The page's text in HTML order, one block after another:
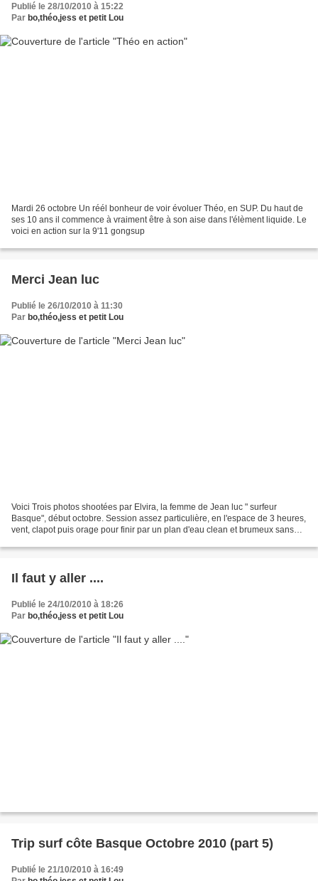
Publié le 28/10/2010 à 15:22
Par bo,théo,jess et petit Lou
Mardi 26 octobre Un réél bonheur de voir évoluer Théo, en SUP. Du haut de
ses 10 ans il commence à vraiment être à son aise dans l'élèment liquide. Le
voici en action sur la 9'11 gongsup
Merci Jean luc
Publié le 26/10/2010 à 11:30
Par bo,théo,jess et petit Lou
Voici Trois photos shootées par Elvira, la femme de Jean luc " surfeur
Basque", début octobre. Session assez particulière, en l'espace de 3 heures,
vent, clapot puis orage pour finir par un plan d'eau clean et brumeux sans
Il faut y aller ....
Publié le 24/10/2010 à 18:26
Par bo,théo,jess et petit Lou
Trip surf côte Basque Octobre 2010 (part 5)
Publié le 21/10/2010 à 16:49